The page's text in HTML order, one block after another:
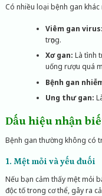
Có nhiều loại bệnh gan
Viêm gan virus:
trọng.
Xơ gan: Là tình
uống rượu quá
Bệnh gan
Ung thư gan:
Dấu hiệu nhận
Bệnh gan thường không có
1. Mệt mỏi và yếu đuối
Nếu bạn cảm thấy mệt mỏi
độc tố trong cơ thể, gây ra